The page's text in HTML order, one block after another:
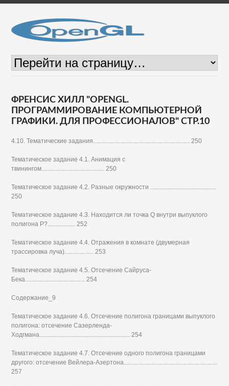
ФРЕНСИС ХИЛЛ "OPENGL.
ПРОГРАММИРОВАНИЕ КОМПЬЮТЕРНОЙ
ГРАФИКИ. ДЛЯ ПРОФЕССИОНАЛОВ" СТР.10
4.10. Тематические задания............................................................... 250
Тематическое задание 4.1. Анимация с
твинингом......................................... 250
Тематическое задание 4.2. Разные окружности ...........................................
250
Тематическое задание 4.3. Находится ли точка Q внутри выпуклого
полигона Р?.................. 252
Тематическое задание 4.4. Отражения в комнате (двумерная
трассировка луча)................... 253
Тематическое задание 4.5. Отсечение Сайруса-
Бека....................................... 254
Содержание_9
Тематическое задание 4.6. Отсечение полигона границами выпуклого
полигона: отсечение Сазерленда-
Ходгмана........................................................... 254
Тематическое задание 4.7. Отсечение одного полигона границами
другого: отсечение Вейлера-Азертона.............................................................
257